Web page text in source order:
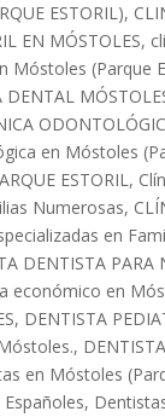
ESTORIL),
EN MÓSTOLES,
Móstoles (Parque
DENTAL
en Móstoles
ESTORIL,
Numerosas,
en
DENTISTA PARA
económico en
, DENTISTA
,
en Móstoles
,